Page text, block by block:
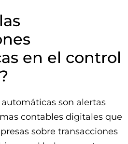
en el control
son alertas
contables digitales que
sobre transacciones